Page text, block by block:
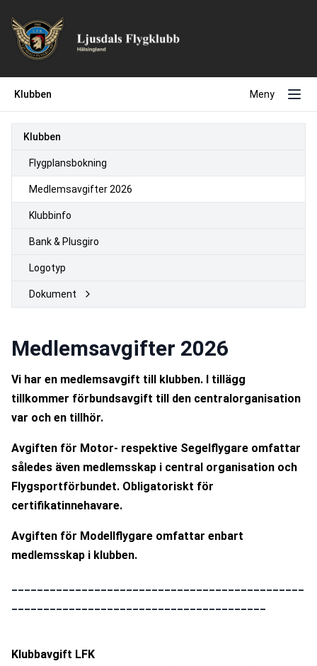
Klubben Meny
Klubben
Flygplansbokning
Medlemsavgifter 2026
Klubbinfo
Bank & Plusgiro
Logotyp
Dokument
Medlemsavgifter 2026
Vi har en medlemsavgift till klubben. I tillägg
tillkommer förbundsavgift till den centralorganisation
var och en tillhör.
Avgiften för Motor- respektive Segelflygare omfattar
således även medlemsskap i central organisation och
Flygsportförbundet. Obligatoriskt för
certifikatinnehavare.
Avgiften för Modellflygare omfattar enbart
medlemsskap i klubben.
Klubbavgift LFK